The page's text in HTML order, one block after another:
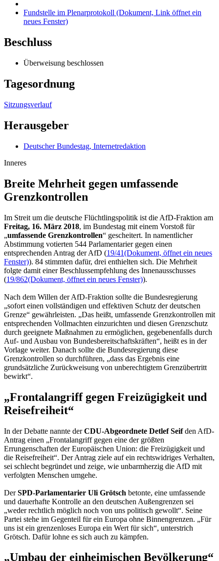
Fundstelle im Plenarprotokoll (Dokument, Link öffnet ein
neues Fenster)
Beschluss
Überweisung beschlossen
Tagesordnung
Sitzungsverlauf
Herausgeber
Deutscher Bundestag, Internetredaktion
Inneres
Breite Mehrheit gegen umfassende
Grenz­kontrollen
Im Streit um die deutsche Flüchtlingspolitik ist die AfD-Fraktion am
Freitag, 16. März 2018, im Bundestag mit einem Vorstoß für
„umfassende Grenzkontrollen“ gescheitert. In namentlicher
Abstimmung votierten 544 Parlamentarier gegen einen
entsprechenden Antrag der AfD (19/41(Dokument, öffnet ein neues
Fenster)). 84 stimmten dafür, drei enthielten sich. Die Mehrheit
folgte damit einer Beschlussempfehlung des Innenausschusses
(19/862(Dokument, öffnet ein neues Fenster)).
Nach dem Willen der AfD-Fraktion sollte die Bundesregierung
„sofort einen vollständigen und effektiven Schutz der deutschen
Grenze“ gewährleisten. „Das heißt, umfassende Grenzkontrollen mit
entsprechenden Vollmachten einzurichten und diesen Grenzschutz
durch geeignete Maßnahmen zu ermöglichen, gegebenenfalls durch
Auf- und Ausbau von Bundesbereitschaftskräften“, heißt es in der
Vorlage weiter. Danach sollte die Bundesregierung diese
Grenzkontrollen so durchführen, „dass das Ergebnis eine
grundsätzliche Zurückweisung von unberechtigtem Grenzübertritt
bewirkt“.
„Frontalangriff gegen Freizügigkeit und
Reisefreiheit“
In der Debatte nannte derCDU-Abgeordnete Detlef Seifden AfD-
Antrag einen „Frontalangriff gegen eine der größten
Errungenschaften der Europäischen Union: die Freizügigkeit und
die Reisefreiheit“. Der Antrag ziele auf ein rechtswidriges Verhalten,
sei schlecht begründet und zeige, wie unbarmherzig die AfD mit
verfolgten Menschen umgehe.
DerSPD-Parlamentarier Uli Grötsch betonte, eine umfassende
und dauerhafte Kontrolle an den deutschen Außengrenzen sei
„weder rechtlich möglich noch von uns politisch gewollt“. Seine
Partei stehe im Gegenteil für ein Europa ohne Binnengrenzen. „Für
uns ist ein grenzenloses Europa ein Wert für sich“, unterstrich
Grötsch. Dafür lohne es sich auch zu kämpfen.
„Umbau der einheimischen Bevölkerung“